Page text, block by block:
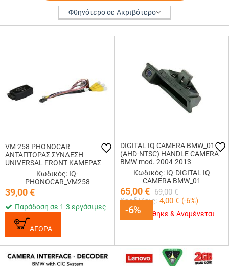
Φθηνότερο σε Ακριβότερο
VM 258 PHONOCAR
ΑΝΤΑΠΤΟΡΑΣ ΣΥΝΔΕΣΗ
UNIVERSAL FRONT ΚΑΜΕΡΑΣ
Κωδικός: IQ-
PHONOCAR_VM258
39,00€
Παράδοση σε 1-3 εργάσιμες
ΑΓΟΡΑ
-6%
DIGITAL IQ CAMERA BMW_01
(AHD-NTSC) HANDLE CAMERA
BMW mod. 2004-2013
Κωδικός: IQ-DIGITAL IQ
CAMERA BMW_01
65,00€ 69,00 €
Κερδίζεις: 4,00 € (-6%)
-6%
Εξαντλήθηκε & Αναμένεται